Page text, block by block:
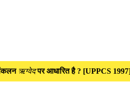
ऋग्वेदपर आधारित है ? [UPPCS